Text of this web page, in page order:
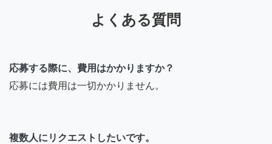
よくある質問
応募する際に、費用はかかりますか？
応募には費用は一切かかりません。
複数人にリクエストしたいです。